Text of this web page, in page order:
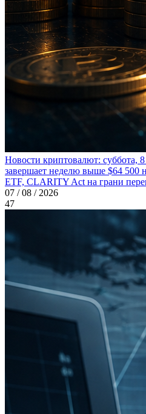
Новости криптовалют: суббота,
завершает неделю выше $64 500
ETF, CLARITY Act на грани
07 / 08 / 2026
47